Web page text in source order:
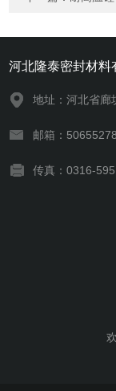
河北隆泰密封材料
地址：河北省廊
邮箱：
传真：0316-